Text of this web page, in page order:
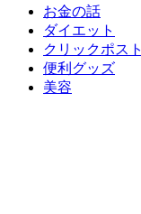
お金の話
ダイエット
クリックポスト
便利グッズ
美容